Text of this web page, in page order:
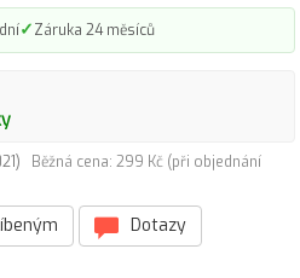
✓Záruka 24 měsíců
Běžná cena: 299 Kč (při objednání
Dotazy